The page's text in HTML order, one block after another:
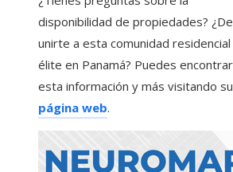
disponibilidad de propiedades?
unirte a esta comunidad
élite en Panamá? Puedes
esta información y más visitando su
página web.